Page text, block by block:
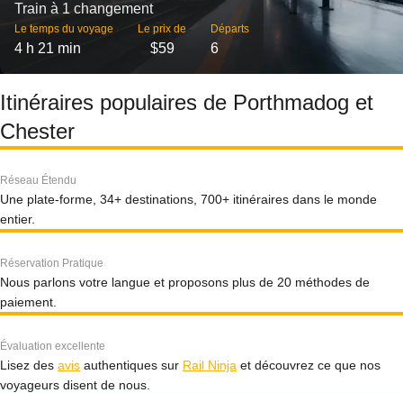
Train à 1 changement
Le temps du voyage
4 h 21 min
Le prix de
$59
Départs
6
Itinéraires populaires de Porthmadog et
Chester
Réseau Étendu
Une plate-forme, 34+ destinations, 700+ itinéraires dans le monde
entier.
Réservation Pratique
Nous parlons votre langue et proposons plus de 20 méthodes de
paiement.
Évaluation excellente
Lisez des avis authentiques sur Rail Ninja et découvrez ce que nos
voyageurs disent de nous.